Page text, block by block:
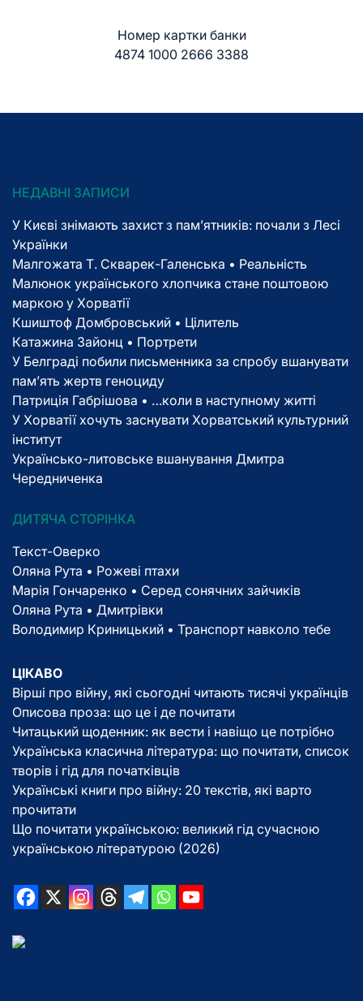
Номер картки банки
4874 1000 2666 3388
НЕДАВНІ ЗАПИСИ
У Києві знімають захист з пам’ятників: почали з Лесі
Українки
Малгожата Т. Скварек-Галенська • Реальність
Малюнок українського хлопчика стане поштовою
маркою у Хорватії
Кшиштоф Домбровський • Цілитель
Катажина Зайонц • Портрети
У Белграді побили письменника за спробу вшанувати
пам’ять жертв геноциду
Патриція Габрішова • …коли в наступному житті
У Хорватії хочуть заснувати Хорватський культурний
інститут
Українсько-литовське вшанування Дмитра
Чередниченка
ДИТЯЧА СТОРІНКА
Текст-Оверко
Оляна Рута • Рожеві птахи
Марія Гончаренко • Серед сонячних зайчиків
Оляна Рута • Дмитрівки
Володимир Криницький • Транспорт навколо тебе
ЦІКАВО
Вірші про війну, які сьогодні читають тисячі українців
Описова проза: що це і де почитати
Читацький щоденник: як вести і навіщо це потрібно
Українська класична література: що почитати, список
творів і гід для початківців
Українські книги про війну: 20 текстів, які варто
прочитати
Що почитати українською: великий гід сучасною
українською літературою (2026)